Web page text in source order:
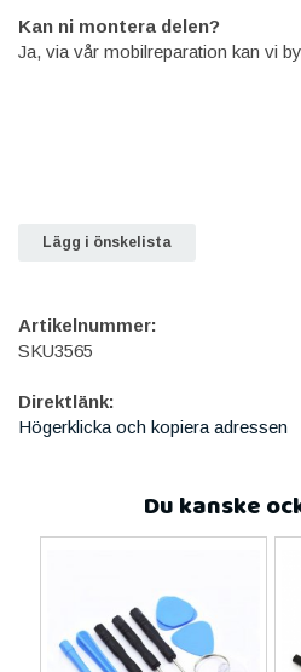
Kan ni montera delen?
Ja, via vår mobilreparation kan vi
Lägg i önskelista
Artikelnummer:
SKU3565
Direktlänk:
Högerklicka och kopiera adressen
Du kanske